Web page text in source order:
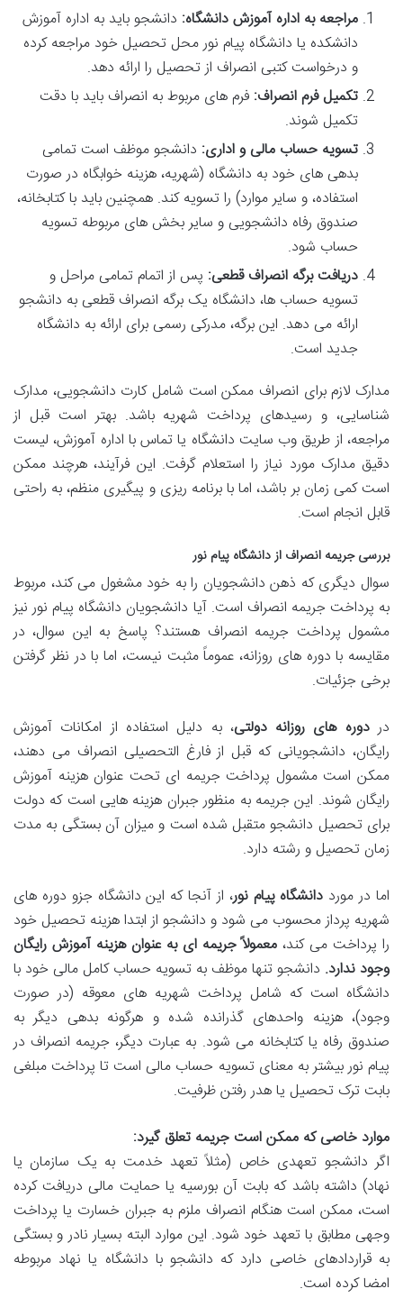
مراجعه به اداره آموزش دانشگاه: دانشجو باید به اداره آموزش
دانشکده یا دانشگاه پیام نور محل تحصیل خود مراجعه کرده
و درخواست کتبی انصراف از تحصیل را ارائه دهد.
تکمیل فرم انصراف: فرم های مربوط به انصراف باید با دقت
تکمیل شوند.
تسویه حساب مالی و اداری: دانشجو موظف است تمامی
بدهی های خود به دانشگاه (شهریه، هزینه خوابگاه در صورت
استفاده، و سایر موارد) را تسویه کند. همچنین باید با کتابخانه،
صندوق رفاه دانشجویی و سایر بخش های مربوطه تسویه
حساب شود.
دریافت برگه انصراف قطعی: پس از اتمام تمامی مراحل و
تسویه حساب ها، دانشگاه یک برگه انصراف قطعی به دانشجو
ارائه می دهد. این برگه، مدرکی رسمی برای ارائه به دانشگاه
جدید است.
مدارک لازم برای انصراف ممکن است شامل کارت دانشجویی، مدارک
شناسایی، و رسیدهای پرداخت شهریه باشد. بهتر است قبل از
مراجعه، از طریق وب سایت دانشگاه یا تماس با اداره آموزش، لیست
دقیق مدارک مورد نیاز را استعلام گرفت. این فرآیند، هرچند ممکن
است کمی زمان بر باشد، اما با برنامه ریزی و پیگیری منظم، به راحتی
قابل انجام است.
بررسی جریمه انصراف از دانشگاه پیام نور
سوال دیگری که ذهن دانشجویان را به خود مشغول می کند، مربوط
به پرداخت جریمه انصراف است. آیا دانشجویان دانشگاه پیام نور نیز
مشمول پرداخت جریمه انصراف هستند؟ پاسخ به این سوال، در
مقایسه با دوره های روزانه، عموماً مثبت نیست، اما با در نظر گرفتن
برخی جزئیات.
دردوره های روزانه دولتی، به دلیل استفاده از امکانات آموزش
رایگان، دانشجویانی که قبل از فارغ التحصیلی انصراف می دهند،
ممکن است مشمول پرداخت جریمه ای تحت عنوان هزینه آموزش
رایگان شوند. این جریمه به منظور جبران هزینه هایی است که دولت
برای تحصیل دانشجو متقبل شده است و میزان آن بستگی به مدت
زمان تحصیل و رشته دارد.
اما در مورد دانشگاه پیام نور، از آنجا که این دانشگاه جزو دوره های
شهریه پرداز محسوب می شود و دانشجو از ابتدا هزینه تحصیل خود
را پرداخت می کند، معمولاً جریمه ای به عنوان هزینه آموزش رایگان
وجود ندارد. دانشجو تنها موظف به تسویه حساب کامل مالی خود با
دانشگاه است که شامل پرداخت شهریه های معوقه (در صورت
وجود)، هزینه واحدهای گذرانده شده و هرگونه بدهی دیگر به
صندوق رفاه یا کتابخانه می شود. به عبارت دیگر، جریمه انصراف در
پیام نور بیشتر به معنای تسویه حساب مالی است تا پرداخت مبلغی
بابت ترک تحصیل یا هدر رفتن ظرفیت.
موارد خاصی که ممکن است جریمه تعلق گیرد:
اگر دانشجو تعهدی خاص (مثلاً تعهد خدمت به یک سازمان یا
نهاد) داشته باشد که بابت آن بورسیه یا حمایت مالی دریافت کرده
است، ممکن است هنگام انصراف ملزم به جبران خسارت یا پرداخت
وجهی مطابق با تعهد خود شود. این موارد البته بسیار نادر و بستگی
به قراردادهای خاصی دارد که دانشجو با دانشگاه یا نهاد مربوطه
امضا کرده است.